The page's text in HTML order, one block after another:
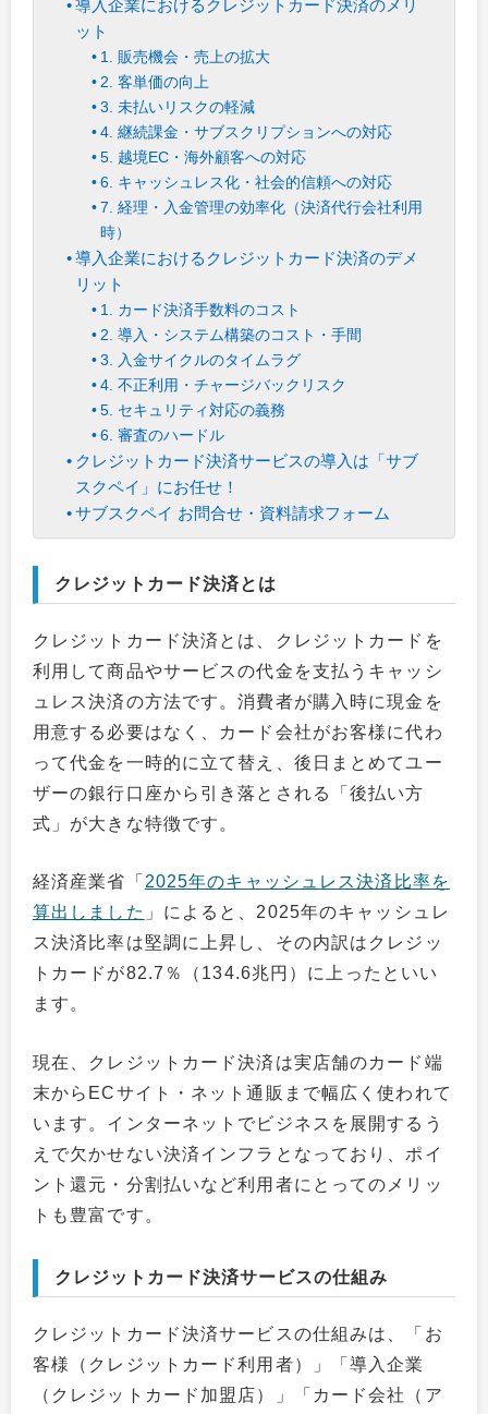
導入企業におけるクレジットカード決済のメリ
ット
1. 販売機会・売上の拡大
2. 客単価の向上
3. 未払いリスクの軽減
4. 継続課金・サブスクリプションへの対応
5. 越境EC・海外顧客への対応
6. キャッシュレス化・社会的信頼への対応
7. 経理・入金管理の効率化（決済代行会社利用
時）
導入企業におけるクレジットカード決済のデメ
リット
1. カード決済手数料のコスト
2. 導入・システム構築のコスト・手間
3. 入金サイクルのタイムラグ
4. 不正利用・チャージバックリスク
5. セキュリティ対応の義務
6. 審査のハードル
クレジットカード決済サービスの導入は「サブ
スクペイ」にお任せ！
サブスクペイ お問合せ・資料請求フォーム
クレジットカード決済とは
クレジットカード決済とは、クレジットカードを
利用して商品やサービスの代金を支払うキャッシ
ュレス決済の方法です。消費者が購入時に現金を
用意する必要はなく、カード会社がお客様に代わ
って代金を一時的に立て替え、後日まとめてユー
ザーの銀行口座から引き落とされる「後払い方
式」が大きな特徴です。
経済産業省「 2025年のキャッシュレス決済比率を
算出しました 」によると、2025年のキャッシュレ
ス決済比率は堅調に上昇し、その内訳はクレジッ
トカードが82.7％（134.6兆円）に上ったといい
ます。
現在、クレジットカード決済は実店舗のカード端
末からECサイト・ネット通販まで幅広く使われて
います。インターネットでビジネスを展開するう
えで欠かせない決済インフラとなっており、ポイ
ント還元・分割払いなど利用者にとってのメリッ
トも豊富です。
クレジットカード決済サービスの仕組み
クレジットカード決済サービスの仕組みは、「お
客様（クレジットカード利用者）」「導入企業
（クレジットカード加盟店）」「カード会社（ア